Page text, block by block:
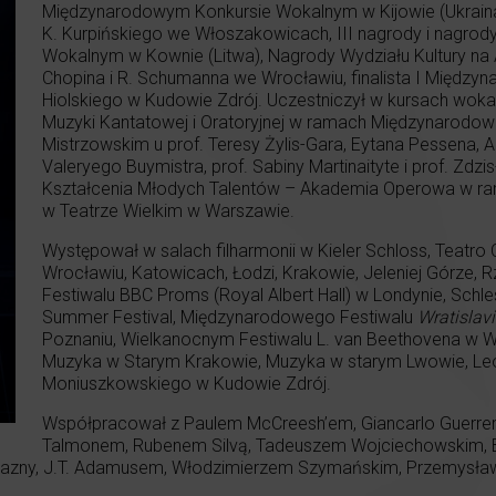
Międzynarodowym Konkursie Wokalnym w Kijowie
K. Kurpińskiego we Włoszakowicach, III nagrody i
Wokalnym w Kownie (Litwa), Nagrody Wydziału Kultury
Chopina i R. Schumanna we Wrocławiu, finalista I
Hiolskiego w Kudowie Zdrój. Uczestniczył w kursach
Muzyki Kantatowej i Oratoryjnej w ramach
Mistrzowskim u prof. Teresy Żylis-Gara, Eytana Pessena,
Valeryego Buymistra, prof. Sabiny Martinaityte i prof.
Kształcenia Młodych Talentów – Akademia Operowa w
w Teatrze Wielkim w Warszawie.
Występował w salach filharmonii w Kieler Schloss, Teatro
Wrocławiu, Katowicach, Łodzi, Krakowie, Jeleniej Górze,
Festiwalu BBC Proms (Royal Albert Hall) w Londynie,
Summer Festival, Międzynarodowego Festiwalu
Poznaniu, Wielkanocnym Festiwalu L. van Beethovena w
Muzyka w Starym Krakowie, Muzyka w starym Lwowie,
Moniuszkowskiego w Kudowie Zdrój.
Współpracował z Paulem McCreesh’em, Giancarlo
Talmonem, Rubenem Silvą, Tadeuszem Wojciechowskim,
J.T. Adamusem, Włodzimierzem Szymańskim,